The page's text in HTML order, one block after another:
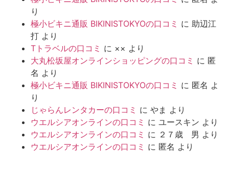
り
極小ビキニ通販 BIKINISTOKYOの口コミ に 助辺江
打 より
Tトラベルの口コミ に ×× より
大丸松坂屋オンラインショッピングの口コミ に 匿
名 より
極小ビキニ通販 BIKINISTOKYOの口コミ に 匿名 よ
り
じゃらんレンタカーの口コミ に やま より
ウエルシアオンラインの口コミ に ユースキン より
ウエルシアオンラインの口コミ に ２７歳 男 より
ウエルシアオンラインの口コミ に 匿名 より